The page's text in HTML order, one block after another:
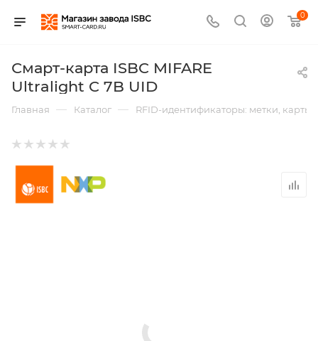
0
Смарт-карта ISBC MIFARE
Ultralight C 7B UID
Главная — Каталог — RFID-идентификаторы: метки,